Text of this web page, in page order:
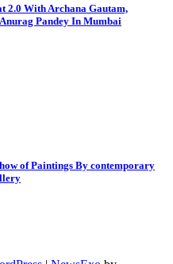
2.0 With Archana Gautam,
Pandey In Mumbai
of Paintings By contemporary